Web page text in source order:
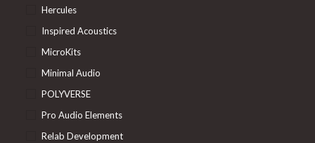
Hercules
Inspired Acoustics
MicroKits
Minimal Audio
POLYVERSE
Pro Audio Elements
Relab Development